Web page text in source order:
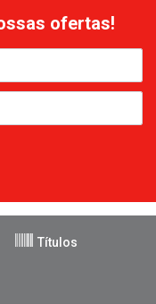
ofertas!
Títulos